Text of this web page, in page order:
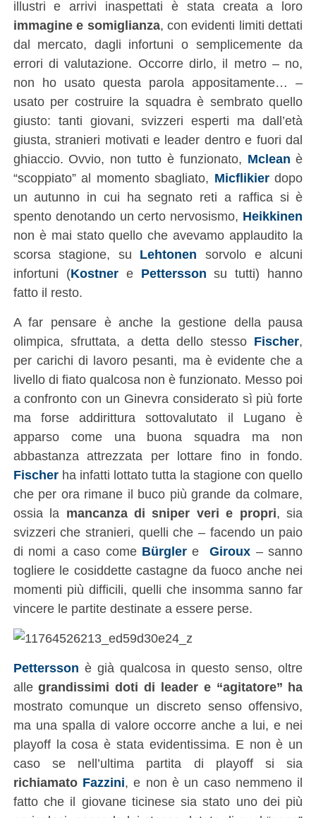
illustri e arrivi inaspettati è stata creata a loro
immagine e somiglianza, con evidenti limiti dettati
dal mercato, dagli infortuni o semplicemente da
errori di valutazione. Occorre dirlo, il metro – no,
non ho usato questa parola appositamente… –
usato per costruire la squadra è sembrato quello
giusto: tanti giovani, svizzeri esperti ma dall’età
giusta, stranieri motivati e leader dentro e fuori dal
ghiaccio. Ovvio, non tutto è funzionato, Mclean è
“scoppiato” al momento sbagliato, Micflikierdopo
un autunno in cui ha segnato reti a raffica si è
spento denotando un certo nervosismo, Heikkinen
non è mai stato quello che avevamo applaudito la
scorsa stagione, su Lehtonen sorvolo e alcuni
infortuni (Kostnere Pettersson su tutti) hanno
fatto il resto.
A far pensare è anche la gestione della pausa
olimpica, sfruttata, a detta dello stesso Fischer,
per carichi di lavoro pesanti, ma è evidente che a
livello di fiato qualcosa non è funzionato. Messo poi
a confronto con un Ginevra considerato sì più forte
ma forse addirittura sottovalutato il Lugano è
apparso come una buona squadra ma non
abbastanza attrezzata per lottare fino in fondo.
Fischerha infatti lottato tutta la stagione con quello
che per ora rimane il buco più grande da colmare,
ossia la mancanza di sniper veri e propri, sia
svizzeri che stranieri, quelli che – facendo un paio
di nomi a caso come BürglereGiroux – sanno
togliere le cosiddette castagne da fuoco anche nei
momenti più difficili, quelli che insomma sanno far
vincere le partite destinate a essere perse.
Pettersson è già qualcosa in questo senso, oltre
allegrandissimi doti di leader e “agitatore” ha
mostrato comunque un discreto senso offensivo,
ma una spalla di valore occorre anche a lui, e nei
playoff la cosa è stata evidentissima. E non è un
caso se nell’ultima partita di playoff si sia
richiamato Fazzini, e non è un caso nemmeno il
fatto che il giovane ticinese sia stato uno dei più